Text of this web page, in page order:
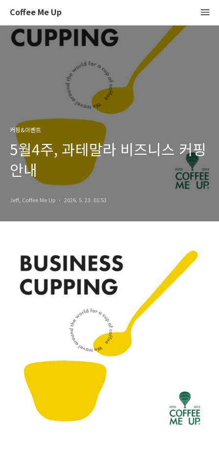
Coffee Me Up
커핑&이벤트
5월4주, 과테말라 비즈니스 커핑
안내
Jeff, Coffee Me Up 2026. 5. 23. 01:53